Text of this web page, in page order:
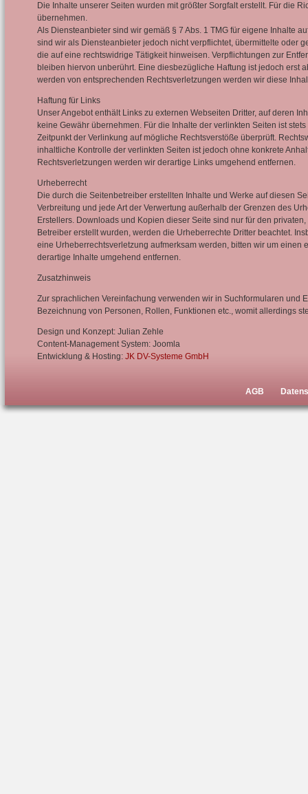
Die Inhalte unserer Seiten wurden mit größter Sorgfalt erstellt. Für die
übernehmen.
Als Diensteanbieter sind wir gemäß § 7 Abs. 1 TMG für eigene Inhalte
sind wir als Diensteanbieter jedoch nicht verpflichtet, übermittelte oder
die auf eine rechtswidrige Tätigkeit hinweisen. Verpflichtungen zur
bleiben hiervon unberührt. Eine diesbezügliche Haftung ist jedoch erst
werden von entsprechenden Rechtsverletzungen werden wir diese
Haftung für Links
Unser Angebot enthält Links zu externen Webseiten Dritter, auf deren
keine Gewähr übernehmen. Für die Inhalte der verlinkten Seiten ist
Zeitpunkt der Verlinkung auf mögliche Rechtsverstöße überprüft.
inhaltliche Kontrolle der verlinkten Seiten ist jedoch ohne konkrete
Rechtsverletzungen werden wir derartige Links umgehend entfernen.
Urheberrecht
Die durch die Seitenbetreiber erstellten Inhalte und Werke auf diesen
Verbreitung und jede Art der Verwertung außerhalb der Grenzen des
Erstellers. Downloads und Kopien dieser Seite sind nur für den
Betreiber erstellt wurden, werden die Urheberrechte Dritter beachtet.
eine Urheberrechtsverletzung aufmerksam werden, bitten wir um
derartige Inhalte umgehend entfernen.
Zusatzhinweis
Zur sprachlichen Vereinfachung verwenden wir in Suchformularen
Bezeichnung von Personen, Rollen, Funktionen etc., womit allerdings
Design und Konzept: Julian Zehle
Content-Management System: Joomla
Entwicklung & Hosting: JK DV-Systeme GmbH
AGB